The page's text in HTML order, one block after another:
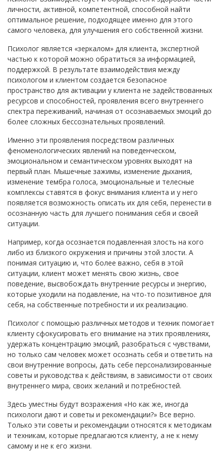
личности, активной, компетентной, способной найти
оптимальное решение, подходящее именно для этого
самого человека, для улучшения его собственной жизни.
Психолог является «зеркалом» для клиента, экспертной
частью к которой можно обратиться за информацией,
поддержкой. В результате взаимодействия между
психологом и клиентом создается безопасное
пространство для активации у клиента не задействованных
ресурсов и способностей, проявления всего внутреннего
спектра переживаний, начиная от осознаваемых эмоций до
более сложных бессознательных проявлений.
Именно эти проявления посредством различных
феноменологических явлений на поведенческом,
эмоциональном и семантическом уровнях выходят на
первый план. Мышечные зажимы, изменение дыхания,
изменение тембра голоса, эмоциональные и телесные
комплексы ставятся в фокус внимания клиента и у него
появляется возможность описать их для себя, перенести в
осознанную часть для лучшего понимания себя и своей
ситуации.
Например, когда осознается подавленная злость на кого
либо из близкого окружения и причины этой злости. А
понимая ситуацию и, что более важно, себя в этой
ситуации, клиент может менять свою жизнь, свое
поведение, высвобождать внутренние ресурсы и энергию,
которые уходили на подавление, на что-то позитивное для
себя, на собственные потребности и их реализацию.
Психолог с помощью различных методов и техник помогает
клиенту сфокусировать его внимание на этих проявлениях,
удержать концентрацию эмоций, разобраться с чувствами,
но только сам человек может осознать себя и ответить на
свои внутренние вопросы, дать себе персонализированные
советы и руководства к действиям, в зависимости от своих
внутреннего мира, своих желаний и потребностей.
Здесь уместны будут возражения «Но как же, иногда
психологи дают и советы и рекомендации?» Все верно.
Только эти советы и рекомендации относятся к методикам
и техникам, которые предлагаются клиенту, а не к нему
самому и не к его жизни.